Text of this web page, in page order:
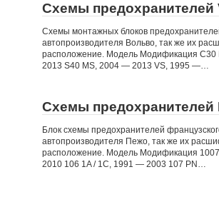
Схемы предохранителей
Схемы монтажных блоков
автопроизводителя Вольво, так же их
расположение. Модель Модификация
2013 S40 MS, 2004 — 2013 VS, 1995 —…
Схемы предохранителей
Блок схемы предохранителей
автопроизводителя Пежо, так же их
расположение. Модель Модификация
2010 106 1A / 1C, 1991 — 2003 107 PN…